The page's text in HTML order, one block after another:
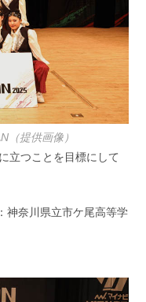
（提供画像）
立つことを目標にして
神奈川県立市ケ尾高等学